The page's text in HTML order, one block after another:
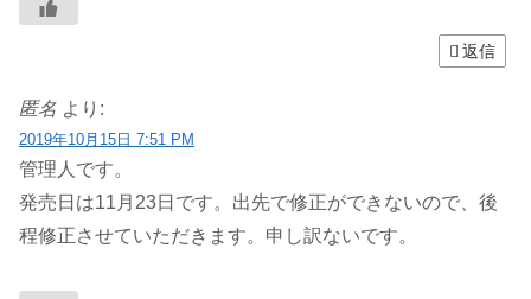
返信
匿名 より:
2019年10月15日 7:51 PM
管理人です。
発売日は11月23日です。出先で修正ができないので、後
程修正させていただきます。申し訳ないです。